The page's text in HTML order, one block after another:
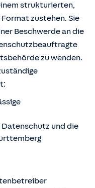
strukturierten,
zustehen. Sie
Beschwerde an die
zu wenden.
und die